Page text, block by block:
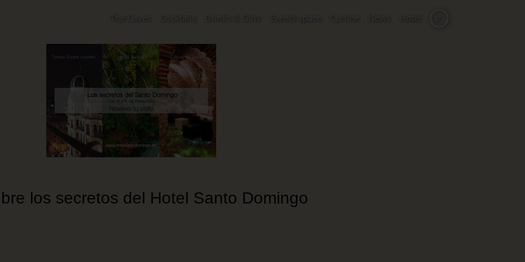
The Caves Cocktails Drinks & Gins Events space Cuisine News Hotel
los secretos del Hotel Santo Domingo